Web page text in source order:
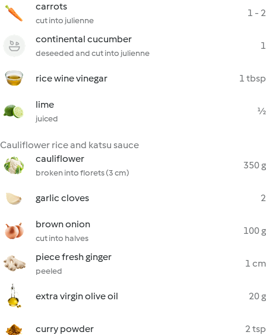
carrots
cut into julienne
1 - 2
continental cucumber
deseeded and cut into julienne
1
rice wine vinegar 1 tbsp
lime
juiced
½
Cauliflower rice and katsu sauce
cauliflower
broken into florets (3 cm)
350 g
garlic cloves 2
brown onion
cut into halves
100 g
piece fresh ginger
peeled
1 cm
extra virgin olive oil 20 g
curry powder 2 tsp